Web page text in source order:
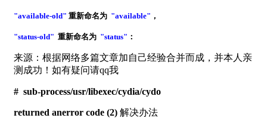
"available-old" 重新命名为 "available" ，
"status-old" 重新命名为 "status" ：
来源：根据网络多篇文章加自己经验合并而成，并本人亲
测成功！如有疑问请qq我
# sub-process/usr/libexec/cydia/cydo
returned anerror code (2) 解决办法